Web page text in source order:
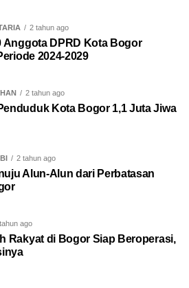
2 tahun ago
Anggota DPRD Kota Bogor
2024-2029
2 tahun ago
Kota Bogor 1,1 Juta Jiwa
2 tahun ago
Alun-Alun dari Perbatasan
ago
Rakyat di Bogor Siap Beroperasi,